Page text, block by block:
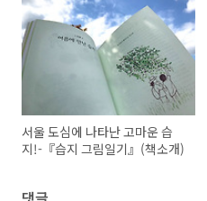
서울 도심에 나타난 고마운 습
지!-『습지 그림일기』(책소개)